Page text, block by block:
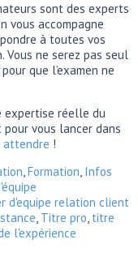
sont des experts
vous accompagne
à toutes vos
ne serez pas seul
que l’examen ne
expertise réelle du
vous lancer dans
attendre !
,Formation, Infos
d'equipe relation client
, Titre pro, titre
l'expérience